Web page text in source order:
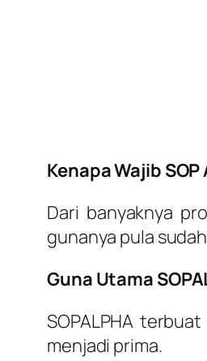
Kenapa Wajib SOP
Dari banyaknya
gunanya pula
Guna Utama
SOPALPHA
menjadi prima.